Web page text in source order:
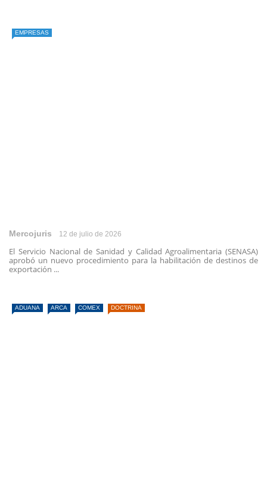
EMPRESAS
Mercojuris 12 de julio de 2026
El Servicio Nacional de Sanidad y Calidad Agroalimentaria (SENASA)
aprobó un nuevo procedimiento para la habilitación de destinos de
exportación ...
ADUANA ARCA COMEX DOCTRINA